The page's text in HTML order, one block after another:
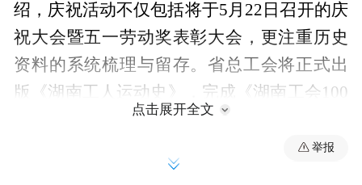
绍，庆祝活动不仅包括将于5月22日召开的庆
祝大会暨五一劳动奖表彰大会，更注重历史
资料的系统梳理与留存。省总工会将正式出
版《湖南工人运动史》，完成《湖南工会100
年大事记》编撰工作，全面回顾百年工运历
程、重大事件和重要人物，让历史“看得
见”，让职工清楚工会从哪来、往哪去。
点击展开全文
举报